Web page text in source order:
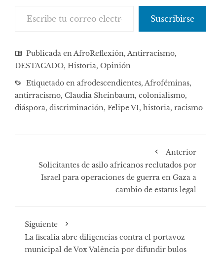
Suscribirse
Publicada enAfroReflexión, Antirracismo,
DESTACADO, Historia, Opinión
Etiquetado en afrodescendientes, Afroféminas,
antirracismo, Claudia Sheinbaum, colonialismo,
diáspora, discriminación, Felipe VI, historia, racismo
Anterior
Solicitantes de asilo africanos reclutados por
Israel para operaciones de guerra en Gaza a
cambio de estatus legal
Siguiente
La fiscalía abre diligencias contra el portavoz
municipal de Vox València por difundir bulos